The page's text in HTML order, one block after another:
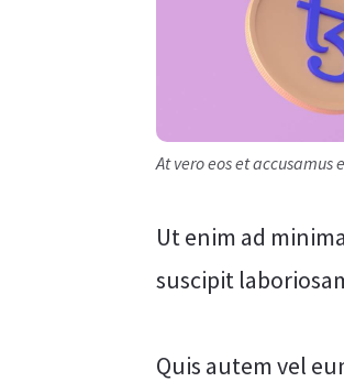
At vero eos et
Ut enim ad
suscipit
Quis autem vel